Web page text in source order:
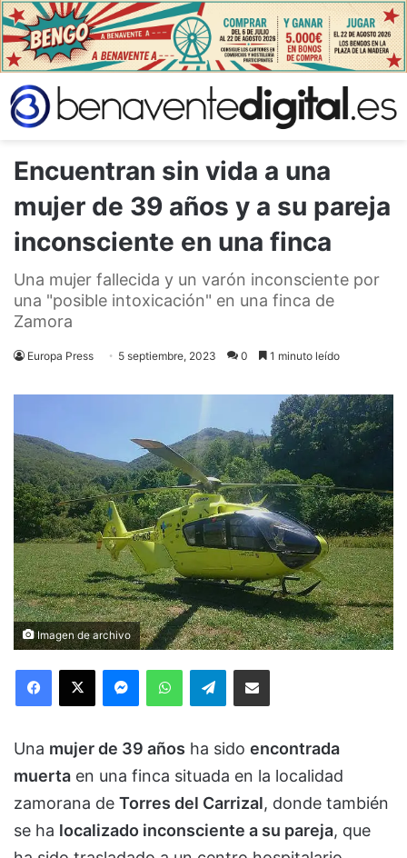
Encuentran sin vida a una
mujer de 39 años y a su pareja
inconsciente en una finca
Una mujer fallecida y un varón inconsciente por
una "posible intoxicación" en una finca de
Zamora
Europa Press 5 septiembre, 2023 0 1 minuto leído
Imagen de archivo
Facebook
X MessengerWhatsAppTelegramCompartir via Email
Una mujer de 39 años ha sido encontrada
muerta en una finca situada en la localidad
zamorana de Torres del Carrizal, donde también
se ha localizado inconsciente a su pareja, que